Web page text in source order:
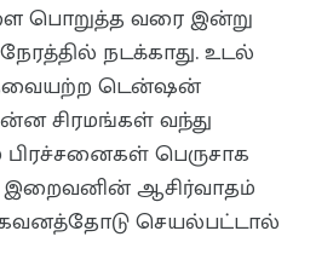
பொறுத்த வரை இன்று
நடக்காது. உடல்
டென்ஷன்
சிரமங்கள் வந்து
பிரச்சனைகள் பெருசாக
ஆசிர்வாதம்
கவனத்தோடு செயல்பட்டால்